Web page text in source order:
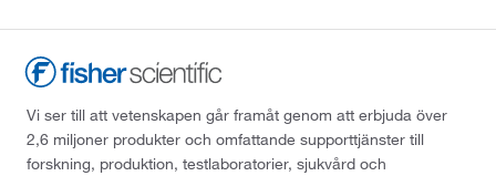
Vi ser till att vetenskapen går framåt genom att erbjuda över
2,6 miljoner produkter och omfattande supporttjänster till
forskning, produktion, testlaboratorier, sjukvård och